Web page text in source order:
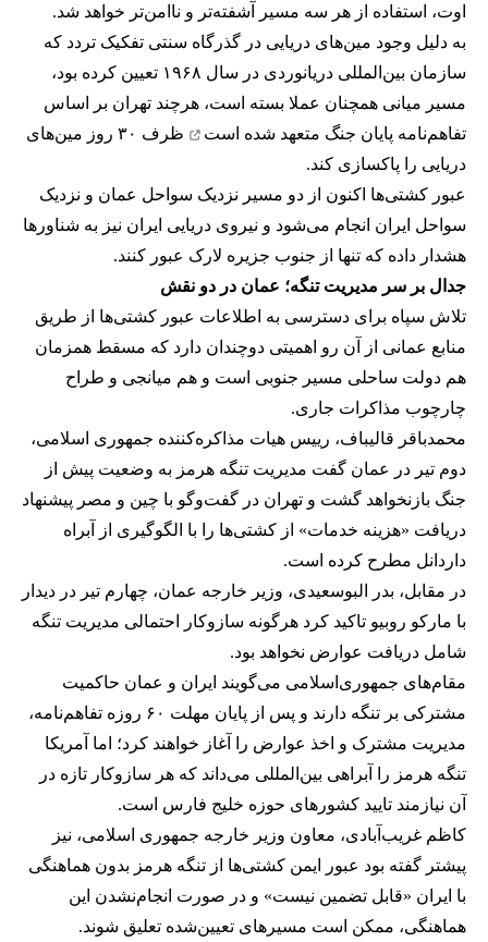
اوت، استفاده از هر سه مسیر آشفته‌تر و ناامن‌تر خواهد شد.
به دلیل وجود مین‌های دریایی در گذرگاه سنتی تفکیک تردد که
سازمان بین‌المللی دریانوردی در سال ۱۹۶۸ تعیین کرده بود،
مسیر میانی همچنان عملا بسته است، هرچند تهران بر اساس
تفاهم‌نامه پایان جنگ متعهد شده است
ظرف ۳۰ روز مین‌های
دریایی را پاکسازی کند.
عبور کشتی‌ها اکنون از دو مسیر نزدیک سواحل عمان و نزدیک
سواحل ایران انجام می‌شود و نیروی دریایی ایران نیز به شناورها
هشدار داده که تنها از جنوب جزیره لارک عبور کنند.
جدال بر سر مدیریت تنگه؛ عمان در دو نقش
تلاش سپاه برای دسترسی به اطلاعات عبور کشتی‌ها از طریق
منابع عمانی از آن رو اهمیتی دوچندان دارد که مسقط همزمان
هم دولت ساحلی مسیر جنوبی است و هم میانجی و طراح
چارچوب مذاکرات جاری.
محمدباقر قالیباف، رییس هیات مذاکره‌کننده جمهوری اسلامی،
دوم تیر در عمان گفت مدیریت تنگه هرمز به وضعیت پیش از
جنگ بازنخواهد گشت و تهران در گفت‌وگو با چین و مصر پیشنهاد
دریافت «هزینه خدمات» از کشتی‌ها را با الگوگیری از آبراه
داردانل مطرح کرده است.
در مقابل، بدر البوسعیدی، وزیر خارجه عمان، چهارم تیر در دیدار
با مارکو روبیو تاکید کرد هرگونه سازوکار احتمالی مدیریت تنگه
شامل دریافت عوارض نخواهد بود.
مقام‌های جمهوری‌اسلامی می‌گویند ایران و عمان حاکمیت
مشترکی بر تنگه دارند و پس از پایان مهلت ۶۰ روزه تفاهم‌نامه،
مدیریت مشترک و اخذ عوارض را آغاز خواهند کرد؛ اما آمریکا
تنگه هرمز را آبراهی بین‌المللی می‌داند که هر سازوکار تازه در
آن نیازمند تایید کشورهای حوزه خلیج فارس است.
کاظم غریب‌آبادی، معاون وزیر خارجه جمهوری اسلامی، نیز
پیشتر گفته بود عبور ایمن کشتی‌ها از تنگه هرمز بدون هماهنگی
با ایران «قابل تضمین نیست» و در صورت انجام‌نشدن این
هماهنگی، ممکن است مسیرهای تعیین‌شده تعلیق شوند.